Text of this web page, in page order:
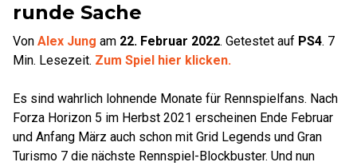
runde Sache
Von Alex Jung am 22. Februar 2022. Getestet auf PS4. 7
Min. Lesezeit. Zum Spiel hier klicken.
Es sind wahrlich lohnende Monate für Rennspielfans. Nach
Forza Horizon 5 im Herbst 2021 erscheinen Ende Februar
und Anfang März auch schon mit Grid Legends und Gran
Turismo 7 die nächste Rennspiel-Blockbuster. Und nun